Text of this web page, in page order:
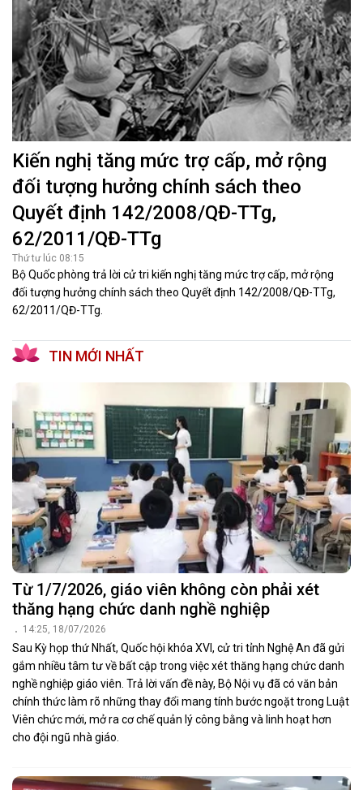
Kiến nghị tăng mức trợ cấp, mở rộng
đối tượng hưởng chính sách theo
Quyết định 142/2008/QĐ-TTg,
62/2011/QĐ-TTg
Thứ tư lúc 08:15
Bộ Quốc phòng trả lời cử tri kiến nghị tăng mức trợ cấp, mở rộng
đối tượng hưởng chính sách theo Quyết định 142/2008/QĐ-TTg,
62/2011/QĐ-TTg.
TIN MỚI NHẤT
Từ 1/7/2026, giáo viên không còn phải xét
thăng hạng chức danh nghề nghiệp
14:25, 18/07/2026
Sau Kỳ họp thứ Nhất, Quốc hội khóa XVI, cử tri tỉnh Nghệ An đã gửi
gắm nhiều tâm tư về bất cập trong việc xét thăng hạng chức danh
nghề nghiệp giáo viên. Trả lời vấn đề này, Bộ Nội vụ đã có văn bản
chính thức làm rõ những thay đổi mang tính bước ngoặt trong Luật
Viên chức mới, mở ra cơ chế quản lý công bằng và linh hoạt hơn
cho đội ngũ nhà giáo.